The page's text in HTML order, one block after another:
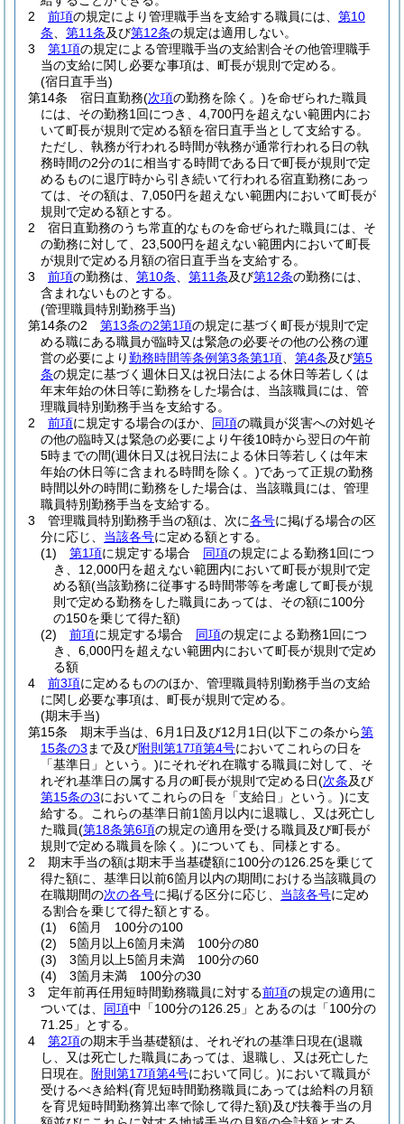
2
前項の規定により管理職手当を支給する職員には、 第10
条
第11条及び第12条の規定は適用しない。
3
第1項の規定による管理職手当の支給割合その他管理職手
当の支給に関し必要な事項は、町長が規則で定める。
(宿日直手当)
第14条
宿日直勤務(次項の勤務を除く。)を命ぜられた職員
には、その勤務1回につき、4,700円を超えない範囲内にお
いて町長が規則で定める額を宿日直手当として支給する。
ただし、執務が行われる時間が執務が通常行われる日の執
務時間の2分の1に相当する時間である日で町長が規則で定
めるものに退庁時から引き続いて行われる宿直勤務にあっ
ては、その額は、7,050円を超えない範囲内において町長が
規則で定める額とする。
2
宿日直勤務のうち常直的なものを命ぜられた職員には、そ
の勤務に対して、23,500円を超えない範囲内において町長
が規則で定める月額の宿日直手当を支給する。
3
前項の勤務は、 第10条 第11条及び第12条の勤務には、
含まれないものとする。
(管理職員特別勤務手当)
第14条の2
第13条の2第1項の規定に基づく町長が規則で定
める職にある職員が臨時又は緊急の必要その他の公務の運
営の必要により勤務時間等条例第3条第1項 第4条及び第5
条の規定に基づく週休日又は祝日法による休日等若しくは
年末年始の休日等に勤務をした場合は、当該職員には、管
理職員特別勤務手当を支給する。
2
前項に規定する場合のほか、 同項の職員が災害への対処そ
の他の臨時又は緊急の必要により午後10時から翌日の午前
5時までの間(週休日又は祝日法による休日等若しくは年末
年始の休日等に含まれる時間を除く。)であって正規の勤務
時間以外の時間に勤務をした場合は、当該職員には、管理
職員特別勤務手当を支給する。
3
管理職員特別勤務手当の額は、次に各号に掲げる場合の区
分に応じ、 当該各号に定める額とする。
(1)
第1項に規定する場合 同項の規定による勤務1回につ
き、12,000円を超えない範囲内において町長が規則で定
める額(当該勤務に従事する時間帯等を考慮して町長が規
則で定める勤務をした職員にあっては、その額に100分
の150を乗じて得た額)
(2)
前項に規定する場合 同項の規定による勤務1回につ
き、6,000円を超えない範囲内において町長が規則で定め
る額
4
前3項に定めるもののほか、管理職員特別勤務手当の支給
に関し必要な事項は、町長が規則で定める。
(期末手当)
第15条
期末手当は、6月1日及び12月1日(以下この条から第
15条の3 まで及び附則第17項第4号においてこれらの日を
「基準日」という。)にそれぞれ在職する職員に対して、そ
れぞれ基準日の属する月の町長が規則で定める日(次条及び
第15条の3においてこれらの日を「支給日」という。)に支
給する。
これらの基準日前1箇月以内に退職し、又は死亡し
た職員(第18条第6項の規定の適用を受ける職員及び町長が
規則で定める職員を除く。)についても、同様とする。
2
期末手当の額は期末手当基礎額に100分の126.25を乗じて
得た額に、基準日以前6箇月以内の期間における当該職員の
在職期間の次の各号に掲げる区分に応じ、 当該各号に定め
る割合を乗じて得た額とする。
(1)
6箇月 100分の100
(2)
5箇月以上6箇月未満 100分の80
(3)
3箇月以上5箇月未満 100分の60
(4)
3箇月未満 100分の30
3
定年前再任用短時間勤務職員に対する前項の規定の適用に
ついては、 同項中「100分の126.25」とあるのは「100分の
71.25」とする。
4
第2項の期末手当基礎額は、それぞれの基準日現在(退職
し、又は死亡した職員にあっては、退職し、又は死亡した
日現在。
附則第17項第4号において同じ。)において職員が
受けるべき給料(育児短時間勤務職員にあっては給料の月額
を育児短時間勤務算出率で除して得た額)及び扶養手当の月